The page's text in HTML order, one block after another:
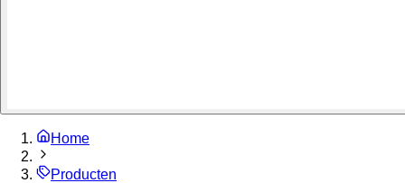
Home
Producten